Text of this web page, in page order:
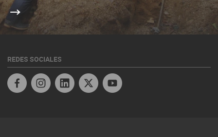
REDES SOCIALES
Linkedin Twitter Honduras